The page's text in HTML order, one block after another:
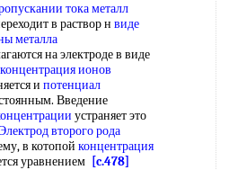
токаметалл
в раствор н виде
металла
на электроде в виде
концентрация ионов
и потенциал
Введение
устраняет это
второго рода
в котопой концентрация
уравнением [c.478]